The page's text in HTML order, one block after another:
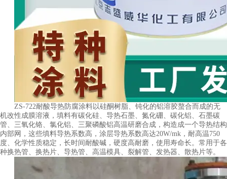
ZS-722耐酸导热防腐涂料以硅酮树脂、钝化的铝溶胶螯合而成的无
机改性成膜溶液，填料有碳化硅、导热石墨、氮化硼、碳化铝、石墨碳
管、三氧化铬、氯化铝、三聚磷酸铝高温研磨合成，构造成一个导热结构
内部网，这些填料导热系数高，涂层导热系数高达20W/mk，耐高温750
度、化学性质稳定，长时间耐酸碱，硬度高耐磨，使用寿命长。常用于各
种换热管、换热片、导热管、高温模具、裂解管、发热器、散热片等。